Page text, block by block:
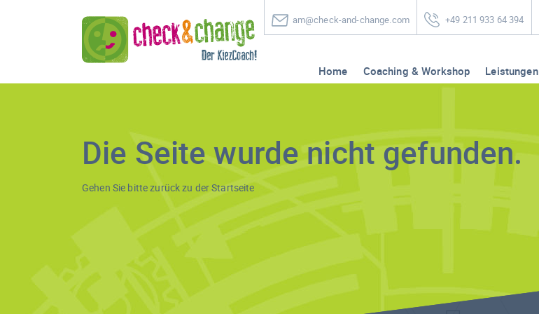
am@check-and-change.com +49 211 933 64 394
Home Coaching & Workshop Leistungen
Die Seite wurde nicht gefunden.
Gehen Sie bitte zurück zu derStartseite